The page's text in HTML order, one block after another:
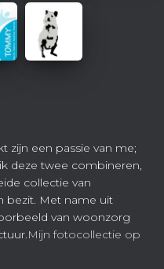
zijn een passie van me;
deze twee combineren,
collectie van
bezit. Met name uit
van woonzorg
Mijn fotocollectie op